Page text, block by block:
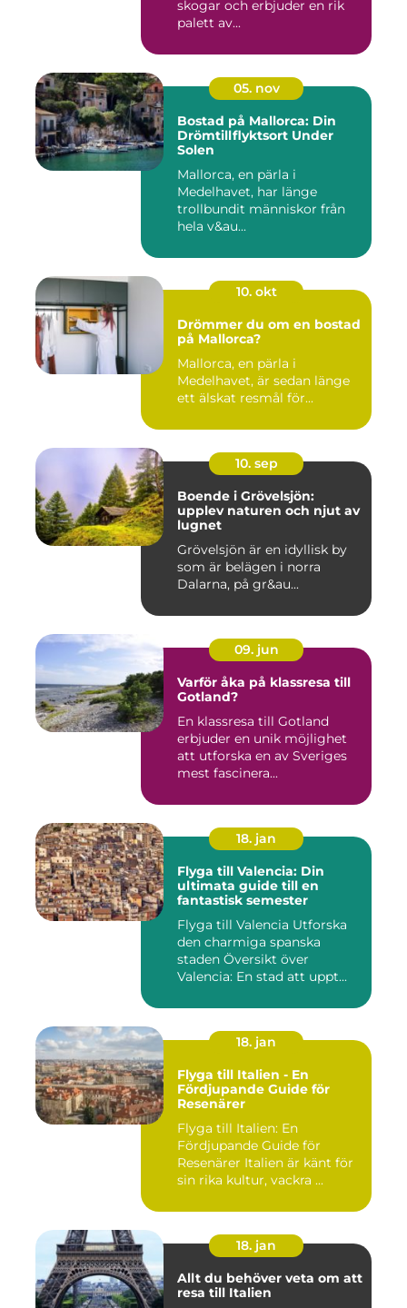
skogar och erbjuder en rik
palett av...
05. nov
Bostad på Mallorca: Din
Drömtillflyktsort Under
Solen
Mallorca, en pärla i
Medelhavet, har länge
trollbundit människor från
hela v&au...
10. okt
Drömmer du om en bostad
på Mallorca?
Mallorca, en pärla i
Medelhavet, är sedan länge
ett älskat resmål för...
10. sep
Boende i Grövelsjön:
upplev naturen och njut av
lugnet
Grövelsjön är en idyllisk by
som är belägen i norra
Dalarna, på gr&au...
09. jun
Varför åka på klassresa till
Gotland?
En klassresa till Gotland
erbjuder en unik möjlighet
att utforska en av Sveriges
mest fascinera...
18. jan
Flyga till Valencia: Din
ultimata guide till en
fantastisk semester
Flyga till Valencia Utforska
den charmiga spanska
staden Översikt över
Valencia: En stad att uppt...
18. jan
Flyga till Italien - En
Fördjupande Guide för
Resenärer
Flyga till Italien: En
Fördjupande Guide för
Resenärer Italien är känt för
sin rika kultur, vackra ...
18. jan
Allt du behöver veta om att
resa till Italien